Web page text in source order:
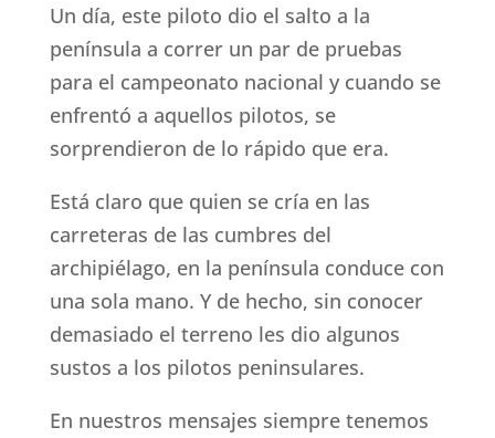
Un día, este piloto dio el salto a la
península a correr un par de pruebas
para el campeonato nacional y cuando se
enfrentó a aquellos pilotos, se
sorprendieron de lo rápido que era.
Está claro que quien se cría en las
carreteras de las cumbres del
archipiélago, en la península conduce con
una sola mano. Y de hecho, sin conocer
demasiado el terreno les dio algunos
sustos a los pilotos peninsulares.
En nuestros mensajes siempre tenemos